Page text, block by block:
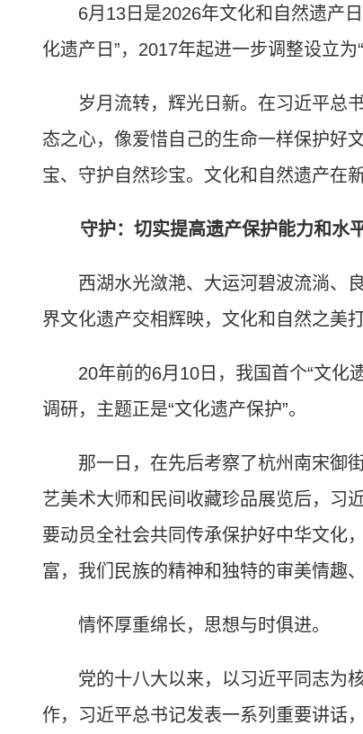
6月13日是2026年文化和自然遗产日
化遗产日”，2017年起进一步调整设立为
岁月流转，辉光日新。在习近平总书
态之心，像爱惜自己的生命一样保护好
宝、守护自然珍宝。文化和自然遗产在
守护：切实提高遗产保护能力和水
西湖水光潋滟、大运河碧波流淌、
界文化遗产交相辉映，文化和自然之美打
20年前的6月10日，我国首个“文化
调研，主题正是“文化遗产保护”。
那一日，在先后考察了杭州南宋御街
艺美术大师和民间收藏珍品展览后，习
要动员全社会共同传承保护好中华文化
富，我们民族的精神和独特的审美情趣
情怀厚重绵长，思想与时俱进。
党的十八大以来，以习近平同志为核
作，习近平总书记发表一系列重要讲